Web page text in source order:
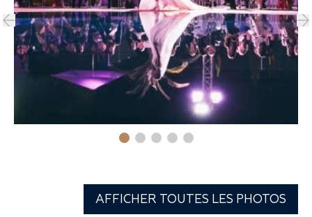
AFFICHER TOUTES LES PHOTOS